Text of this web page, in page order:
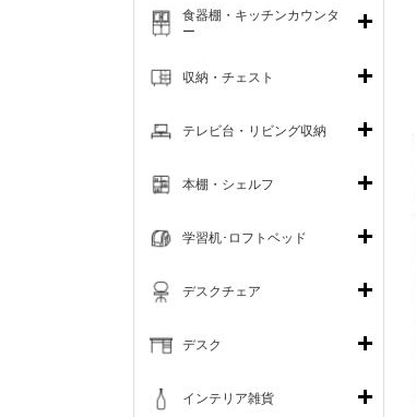
食器棚・キッチンカウンタ
ー
収納・チェスト
テレビ台・リビング収納
本棚・シェルフ
学習机･ロフトベッド
デスクチェア
デスク
インテリア雑貨